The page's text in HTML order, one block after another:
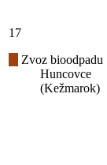
17
Zvoz bioodpadu
Huncovce
(Kežmarok)